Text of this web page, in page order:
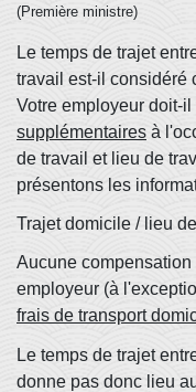
(Première ministre)
Le temps de trajet
travail est-il considéré
Votre employeur doit-
supplémentaires à
de travail et lieu de
présentons les
Trajet domicile / lieu
Aucune
employeur (à
frais de transport
Le temps de trajet
donne pas donc lieu